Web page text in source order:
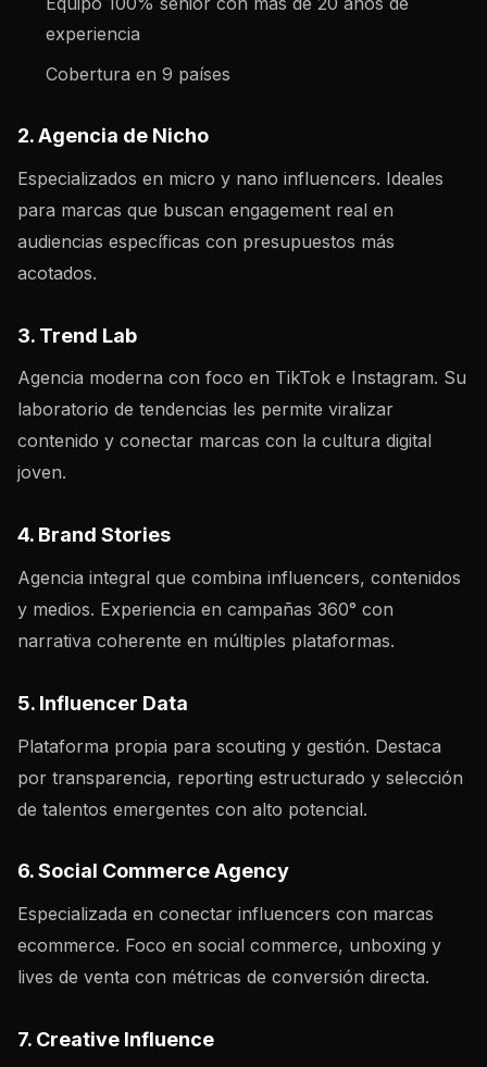
experiencia
Cobertura en 9 países
2. Agencia de Nicho
Especializados en micro y nano influencers. Ideales
para marcas que buscan engagement real en
audiencias específicas con presupuestos más
acotados.
3. Trend Lab
Agencia moderna con foco en TikTok e Instagram. Su
laboratorio de tendencias les permite viralizar
contenido y conectar marcas con la cultura digital
joven.
4. Brand Stories
Agencia integral que combina influencers, contenidos
y medios. Experiencia en campañas 360° con
narrativa coherente en múltiples plataformas.
5. Influencer Data
Plataforma propia para scouting y gestión. Destaca
por transparencia, reporting estructurado y selección
de talentos emergentes con alto potencial.
6. Social Commerce Agency
Especializada en conectar influencers con marcas
ecommerce. Foco en social commerce, unboxing y
lives de venta con métricas de conversión directa.
7. Creative Influence